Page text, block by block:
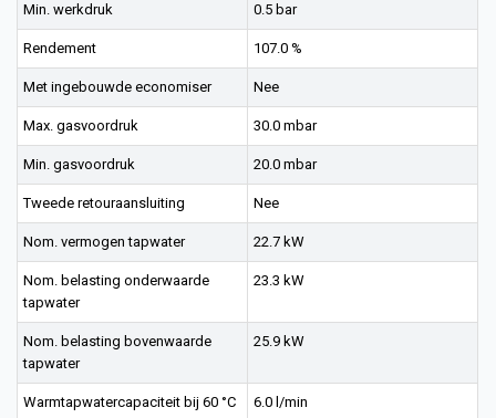
Min. werkdruk 0.5 bar
Rendement 107.0 %
Met ingebouwde economiser Nee
Max. gasvoordruk 30.0 mbar
Min. gasvoordruk 20.0 mbar
Tweede retouraansluiting Nee
Nom. vermogen tapwater 22.7 kW
Nom. belasting onderwaarde
tapwater
23.3 kW
Nom. belasting bovenwaarde
tapwater
25.9 kW
Warmtapwatercapaciteit bij 60 °C 6.0 l/min